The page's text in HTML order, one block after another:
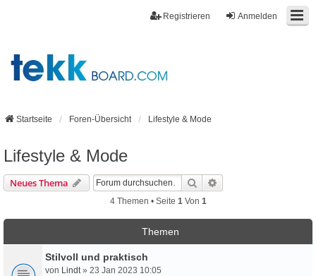
Anmelden
Registrieren
Startseite Foren-Übersicht Lifestyle & Mode
Lifestyle & Mode
Neues Thema Suche
4 Themen • Seite 1Von 1
Themen
Stilvoll und praktisch
von Lindt» 23 Jan 2023 10:05